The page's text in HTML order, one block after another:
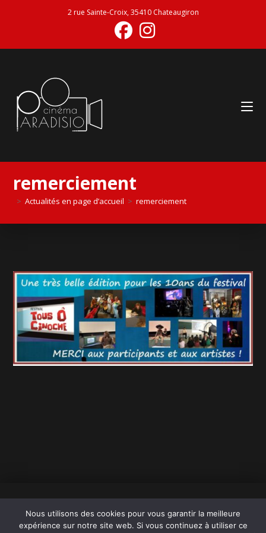
2 rue Sainte-Croix, 35410 Chateaugiron
remerciement
> Actualités en page d’accueil > remerciement
Mentions légales
Nous utilisons des cookies pour vous garantir la meilleure
expérience sur notre site web. Si vous continuez à utiliser ce